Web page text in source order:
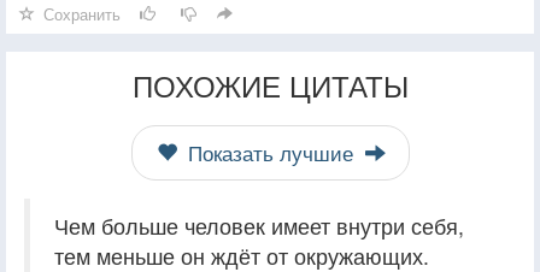
Сохранить
ПОХОЖИЕ ЦИТАТЫ
Показать лучшие
Чем больше человек имеет внутри себя,
тем меньше он ждёт от окружающих.